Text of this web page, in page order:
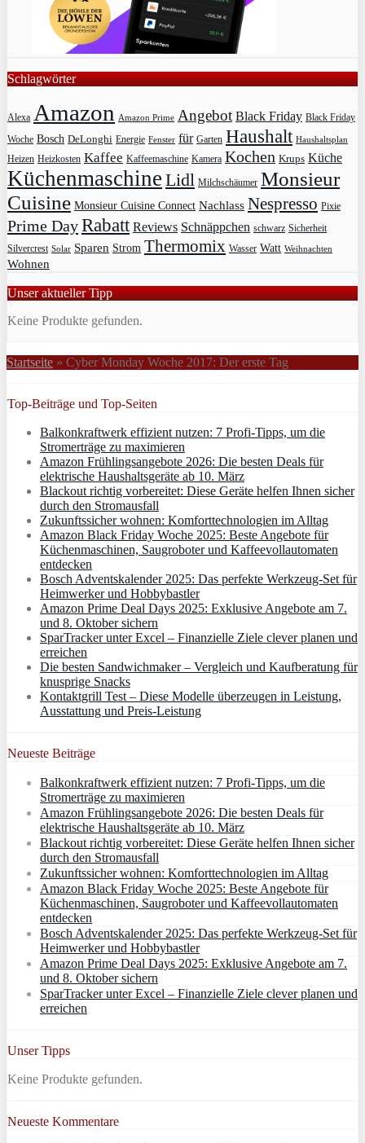
Schlagwörter
Alexa Amazon Amazon Prime Angebot Black Friday Black Friday
Woche Bosch DeLonghi Energie Fenster für Garten Haushalt Haushaltsplan
Heizen Heizkosten Kaffee Kaffeemaschine Kamera Kochen Krups Küche
Küchenmaschine Lidl Milchschäumer Monsieur
Cuisine Monsieur Cuisine Connect Nachlass Nespresso Pixie
Prime DayRabatt Reviews Schnäppchen schwarz Sicherheit
Silvercrest Solar Sparen Strom Thermomix Wasser Watt Weihnachten
Wohnen
Unser aktueller Tipp
Keine Produkte gefunden.
Startseite » Cyber Monday Woche 2017: Der erste Tag
Top-Beiträge und Top-Seiten
Balkonkraftwerk effizient nutzen: 7 Profi-Tipps, um die
Stromerträge zu maximieren
Amazon Frühlingsangebote 2026: Die besten Deals für
elektrische Haushaltsgeräte ab 10. März
Blackout richtig vorbereitet: Diese Geräte helfen Ihnen sicher
durch den Stromausfall
Zukunftssicher wohnen: Komforttechnologien im Alltag
Amazon Black Friday Woche 2025: Beste Angebote für
Küchenmaschinen, Saugroboter und Kaffeevollautomaten
entdecken
Bosch Adventskalender 2025: Das perfekte Werkzeug-Set für
Heimwerker und Hobbybastler
Amazon Prime Deal Days 2025: Exklusive Angebote am 7.
und 8. Oktober sichern
SparTracker unter Excel – Finanzielle Ziele clever planen und
erreichen
Die besten Sandwichmaker – Vergleich und Kaufberatung für
knusprige Snacks
Kontaktgrill Test – Diese Modelle überzeugen in Leistung,
Ausstattung und Preis-Leistung
Neueste Beiträge
Balkonkraftwerk effizient nutzen: 7 Profi-Tipps, um die
Stromerträge zu maximieren
Amazon Frühlingsangebote 2026: Die besten Deals für
elektrische Haushaltsgeräte ab 10. März
Blackout richtig vorbereitet: Diese Geräte helfen Ihnen sicher
durch den Stromausfall
Zukunftssicher wohnen: Komforttechnologien im Alltag
Amazon Black Friday Woche 2025: Beste Angebote für
Küchenmaschinen, Saugroboter und Kaffeevollautomaten
entdecken
Bosch Adventskalender 2025: Das perfekte Werkzeug-Set für
Heimwerker und Hobbybastler
Amazon Prime Deal Days 2025: Exklusive Angebote am 7.
und 8. Oktober sichern
SparTracker unter Excel – Finanzielle Ziele clever planen und
erreichen
Unser Tipps
Keine Produkte gefunden.
Neueste Kommentare